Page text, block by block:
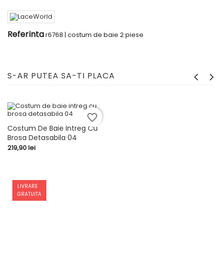
Referintar6768 | costum de baie 2 piese
S-AR PUTEA SA-TI PLACA
Costum De Baie Intreg Cu
Brosa Detasabila 04
Pret
219,90 lei
LIVRARE
GRATUITA
favorite_border